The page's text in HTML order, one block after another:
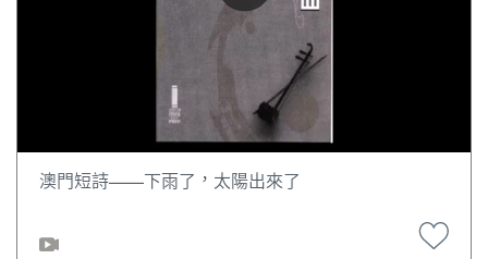
澳門短詩——下雨了，太陽出來了